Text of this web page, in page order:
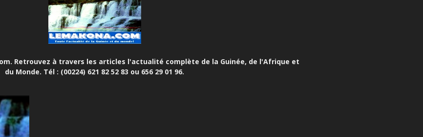
Retrouvez à travers les articles l'actualité complète de la Guinée, de l'Afrique et
du Monde. Tél : (00224) 621 82 52 83 ou 656 29 01 96.